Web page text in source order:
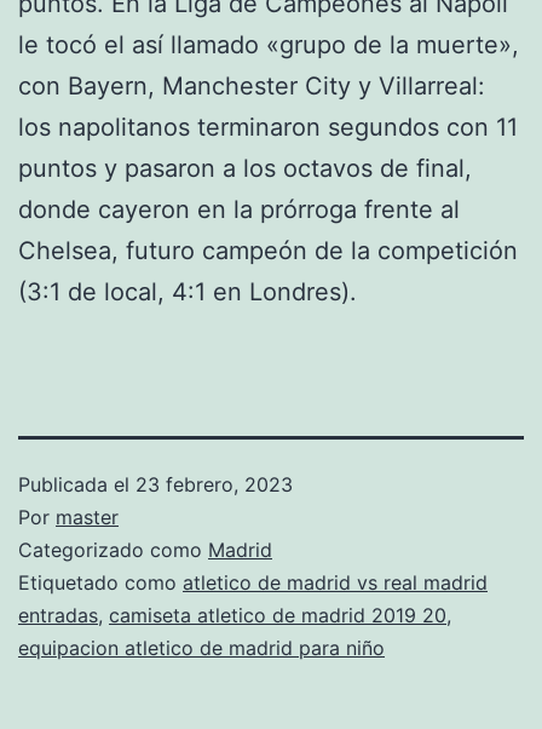
le tocó el así llamado «grupo de la muerte»,
con Bayern, Manchester City y Villarreal:
los napolitanos terminaron segundos con 11
puntos y pasaron a los octavos de final,
donde cayeron en la prórroga frente al
Chelsea, futuro campeón de la competición
(3:1 de local, 4:1 en Londres).
Publicada el 23 febrero, 2023
Por master
Categorizado como Madrid
Etiquetado como atletico de madrid vs real madrid
entradas, camiseta atletico de madrid 2019 20,
equipacion atletico de madrid para niño